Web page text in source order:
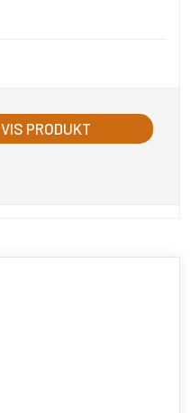
VIS PRODUKT